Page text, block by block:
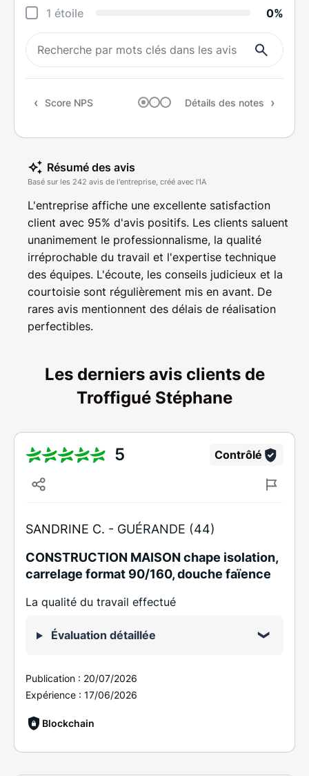
1 étoile
0%
Score NPS Détails des notes
Résumé des avis
Basé sur les 242 avis de l'entreprise, créé avec l'IA
L'entreprise affiche une excellente satisfaction
client avec 95% d'avis positifs. Les clients saluent
unanimement le professionnalisme, la qualité
irréprochable du travail et l'expertise technique
des équipes. L'écoute, les conseils judicieux et la
courtoisie sont régulièrement mis en avant. De
rares avis mentionnent des délais de réalisation
perfectibles.
Les derniers avis clients de
Troffigué Stéphane
5 Contrôlé
SANDRINE C. - GUÉRANDE (44)
CONSTRUCTION MAISON chape isolation,
carrelage format 90/160, douche faïence
La qualité du travail effectué
Évaluation détaillée
Publication : 20/07/2026
Expérience : 17/06/2026
Blockchain